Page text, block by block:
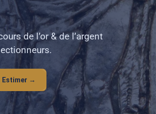
de l’or & de l’argent
Estimer →